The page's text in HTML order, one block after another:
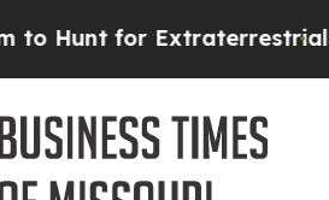
for Extraterrestrials